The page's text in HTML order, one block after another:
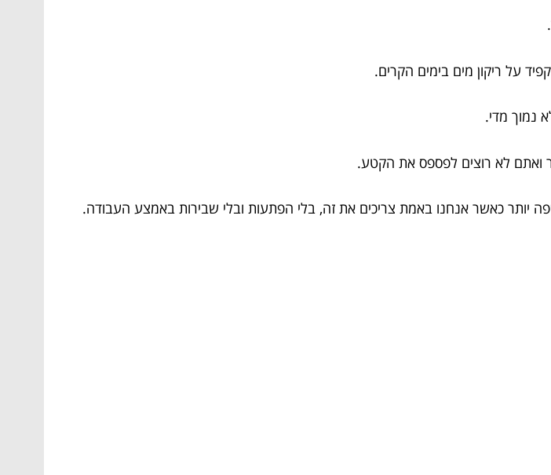
על ריקון מים בימים הקרים.
נמוך מדי.
ואתם לא רוצים לפספס את הקטע.
יותר כאשר אנחנו באמת צריכים את זה, בלי הפתעות ובלי שבירות באמצע העבודה.